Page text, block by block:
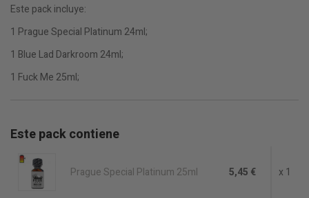
Este pack incluye:
1 Prague Special Platinum 24ml;
1 Blue Lad Darkroom 24ml;
1 Fuck Me 25ml;
Este pack contiene
Prague Special Platinum 25ml 5,45 € x 1